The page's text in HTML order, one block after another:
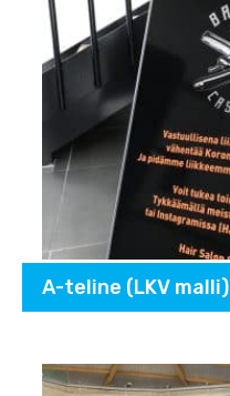
A-teline (LKV malli)